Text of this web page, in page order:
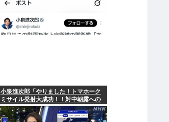
小泉進次郎「やりました！トマホーク
ミサイル発射大成功！！対中朝露への
防衛力を強化してますw」